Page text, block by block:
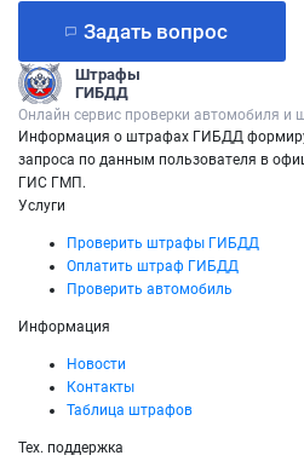
Задать вопрос
Штрафы
ГИБДД
Онлайн сервис проверки автомобиля и
Информация о штрафах ГИБДД
запроса по данным пользователя в
ГИС ГМП.
Услуги
Проверить штрафы ГИБДД
Оплатить штраф ГИБДД
Проверить автомобиль
Информация
Новости
Контакты
Таблица штрафов
Тех. поддержка